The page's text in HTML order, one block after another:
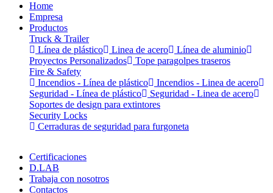
Home
Empresa
Productos
Truck & Trailer
Línea de plástico
Linea de acero
Línea de aluminio
Proyectos Personalizados
Tope paragolpes traseros
Fire & Safety
Incendios - Línea de plástico
Incendios - Linea de acero
Seguridad - Línea de plástico
Seguridad - Linea de acero
Soportes de design para extintores
Security Locks
Cerraduras de seguridad para furgoneta
Certificaciones
D.LAB
Trabaja con nosotros
Contactos